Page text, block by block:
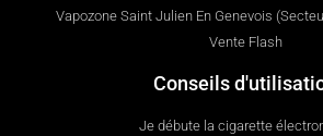
Vapozone Saint Julien En Genevois
Vente Flash
Conseils
Je débute la cigarette